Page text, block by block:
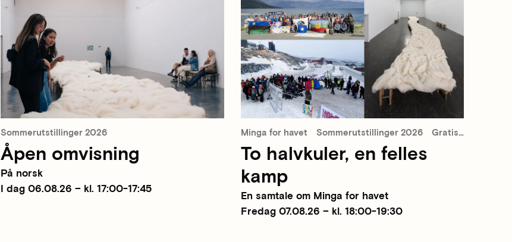
Sommerutstillinger 2026
Åpen omvisning
På norsk
I dag 06.08.26 – kl. 17:00-17:45
Minga for havet Sommerutstillinger 2026 Gratis inngang
To halvkuler, en felles
kamp
En samtale om Minga for havet
Fredag 07.08.26 – kl. 18:00-19:30